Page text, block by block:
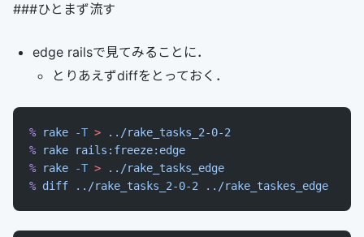
###ひとまず流す
edge railsで見てみることに．
とりあえずdiffをとっておく．
% rake -T > ../rake_tasks_2-0-2
% rake rails:freeze:edge
% rake -T > ../rake_tasks_edge
% diff ../rake_tasks_2-0-2 ../rake_taskes_edge